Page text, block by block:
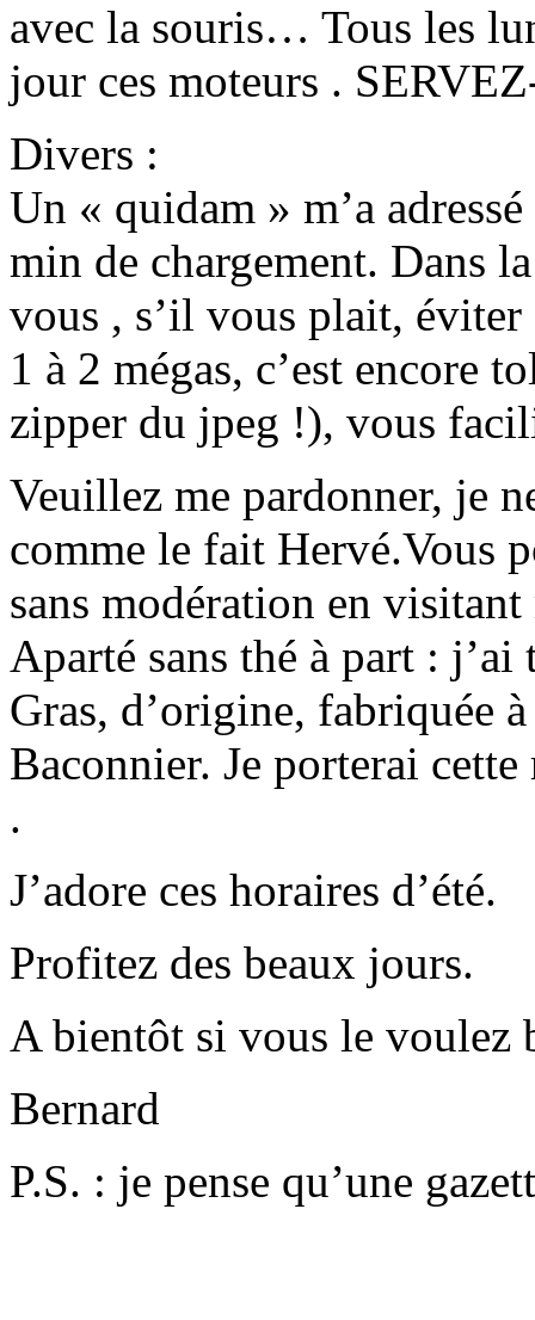
avec la souris… Tous les
jour ces moteurs .
Divers :
Un « quidam » m’a
min de chargement. Dans
vous , s’il vous plait,
1 à 2 mégas, c’est encore
zipper du jpeg !), vous
Veuillez me pardonner, je
comme le fait Hervé.Vous
sans modération en
Aparté sans thé à part :
Gras, d’origine, fabriquée
Baconnier. Je porterai
.
J’adore ces horaires d’été.
Profitez des beaux jours.
A bientôt si vous le
Bernard
P.S. : je pense qu’une